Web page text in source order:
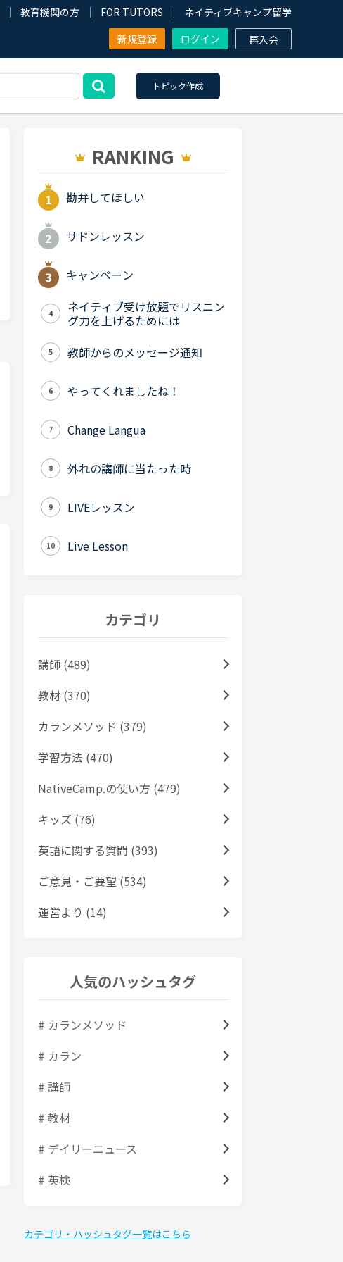
教育機関の方 FOR TUTORS
ネイティブキャンプ留学
新規登録
ログイン 再入会
トピック作成
RANKING
勘弁してほしい
サドンレッスン
キャンペーン
4
ネイティブ受け放題でリスニン
グ力を上げるためには
5 教師からのメッセージ通知
6 やってくれましたね！
7 Change Langua
8 外れの講師に当たった時
9 LIVEレッスン
10 Live Lesson
カテゴリ
講師 (489)
教材 (370)
カランメソッド (379)
学習方法 (470)
NativeCamp.の使い方 (479)
キッズ (76)
英語に関する質問 (393)
ご意見・ご要望 (534)
運営より (14)
人気のハッシュタグ
# カランメソッド
# カラン
# 講師
# 教材
# デイリーニュース
# 英検
カテゴリ・ハッシュタグ一覧はこちら